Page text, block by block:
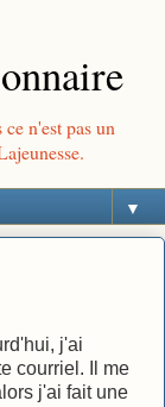
n'est pas un
▼
j'ai
courriel. Il me
j'ai fait une